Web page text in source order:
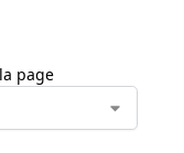
page